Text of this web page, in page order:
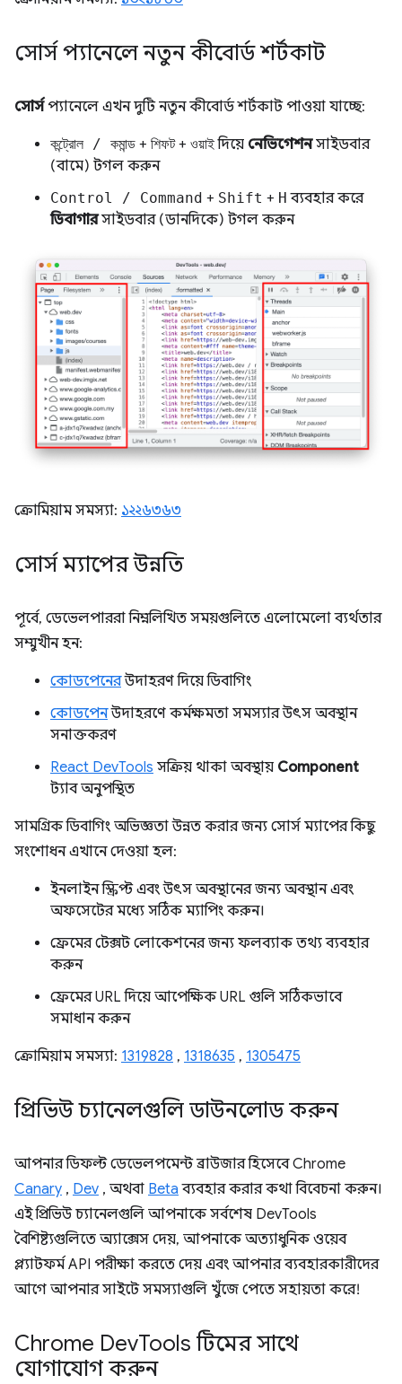
সোর্স প্যানেলে নতুন কীবোর্ড শর্টকাট
সোর্সপ্যানেলে এখন দুটি নতুন কীবোর্ড শর্টকাট পাওয়া যাচ্ছে:
কন্ট্রোল / কমান্ড + শিফট+ ওয়াইদিয়ে নেভিগেশনসাইডবার
(বামে) টগল করুন
Control / Command + Shift + H ব্যবহার করে
ডিবাগারসাইডবার (ডানদিকে) টগল করুন
ক্রোমিয়াম সমস্যা: ১২২৬৩৬৩
সোর্স ম্যাপের উন্নতি
পূর্বে, ডেভেলপাররা নিম্নলিখিত সময়গুলিতে এলোমেলো ব্যর্থতার
সম্মুখীন হন:
কোডপেনেরউদাহরণ দিয়ে ডিবাগিং
কোডপেনউদাহরণে কর্মক্ষমতা সমস্যার উৎস অবস্থান
সনাক্তকরণ
React DevTools সক্রিয় থাকা অবস্থায় Component
ট্যাব অনুপস্থিত
সামগ্রিক ডিবাগিং অভিজ্ঞতা উন্নত করার জন্য সোর্স ম্যাপের কিছু
সংশোধন এখানে দেওয়া হল:
ইনলাইন স্ক্রিপ্ট এবং উৎস অবস্থানের জন্য অবস্থান এবং
অফসেটের মধ্যে সঠিক ম্যাপিং করুন।
ফ্রেমের টেক্সট লোকেশনের জন্য ফলব্যাক তথ্য ব্যবহার
করুন
ফ্রেমের URL দিয়ে আপেক্ষিক URL গুলি সঠিকভাবে
সমাধান করুন
ক্রোমিয়াম সমস্যা: 1319828 , 1318635 , 1305475
প্রিভিউ চ্যানেলগুলি ডাউনলোড করুন
আপনার ডিফল্ট ডেভেলপমেন্ট ব্রাউজার হিসেবে Chrome
Canary , Dev , অথবা Beta ব্যবহার করার কথা বিবেচনা করুন।
এই প্রিভিউ চ্যানেলগুলি আপনাকে সর্বশেষ DevTools
বৈশিষ্ট্যগুলিতে অ্যাক্সেস দেয়, আপনাকে অত্যাধুনিক ওয়েব
প্ল্যাটফর্ম API পরীক্ষা করতে দেয় এবং আপনার ব্যবহারকারীদের
আগে আপনার সাইটে সমস্যাগুলি খুঁজে পেতে সহায়তা করে!
Chrome DevTools টিমের সাথে
যোগাযোগ করুন